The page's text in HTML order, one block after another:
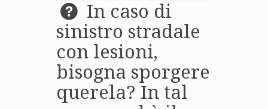
In caso di
sinistro stradale
con lesioni,
bisogna sporgere
querela? In tal